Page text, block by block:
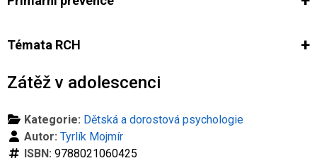
Ze světa prevence
Témata RCH
Co je rizikové chování (RCH)
Zátěž v adolescenci
Kategorie: Dětská a dorostová psychologie
Autor: Tyrlík Mojmír
ISBN: 9788021060425